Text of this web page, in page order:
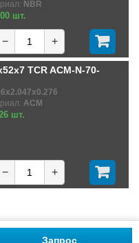
Запрос
NBR
шт.
− +
TCR ACM-N-70-
ACM
шт.
− +